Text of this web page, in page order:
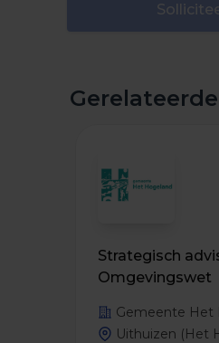
Strategisch
Omgevingswet
Gemeente Het
Uithuizen (Het